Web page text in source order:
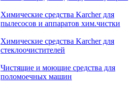
Химические средства Karcher для
пылесосов и аппаратов хим.чистки
Химические средства Karcher для
стеклоочистителей
Чистящие и моющие средства для
поломоечных машин